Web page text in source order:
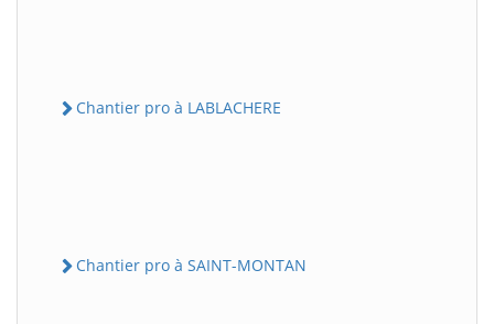
Chantier pro à LABLACHERE
Chantier pro à SAINT-MONTAN